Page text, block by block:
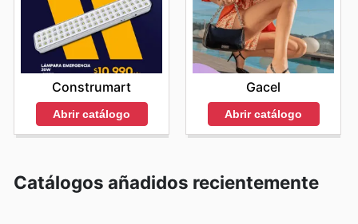
Construmart
Abrir catálogo
Gacel
Abrir catálogo
Catálogos añadidos recientemente